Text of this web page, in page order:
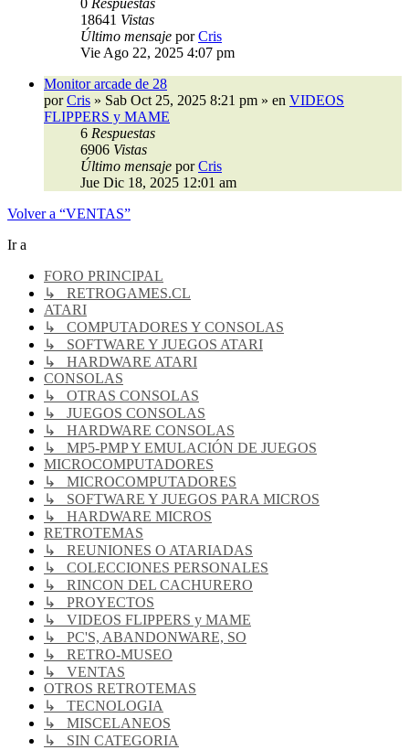
0 Respuestas
18641 Vistas
Último mensaje porCris
Vie Ago 22, 2025 4:07 pm
Monitor arcade de 28
porCris » Sab Oct 25, 2025 8:21 pm » en VIDEOS
FLIPPERS y MAME
6 Respuestas
6906 Vistas
Último mensaje porCris
Jue Dic 18, 2025 12:01 am
Volver a “VENTAS”
Ir a
FORO PRINCIPAL
↳ RETROGAMES.CL
ATARI
↳ COMPUTADORES Y CONSOLAS
↳ SOFTWARE Y JUEGOS ATARI
↳ HARDWARE ATARI
CONSOLAS
↳ OTRAS CONSOLAS
↳ JUEGOS CONSOLAS
↳ HARDWARE CONSOLAS
↳ MP5-PMP Y EMULACIÓN DE JUEGOS
MICROCOMPUTADORES
↳ MICROCOMPUTADORES
↳ SOFTWARE Y JUEGOS PARA MICROS
↳ HARDWARE MICROS
RETROTEMAS
↳ REUNIONES O ATARIADAS
↳ COLECCIONES PERSONALES
↳ RINCON DEL CACHURERO
↳ PROYECTOS
↳ VIDEOS FLIPPERS y MAME
↳ PC'S, ABANDONWARE, SO
↳ RETRO-MUSEO
↳ VENTAS
OTROS RETROTEMAS
↳ TECNOLOGIA
↳ MISCELANEOS
↳ SIN CATEGORIA